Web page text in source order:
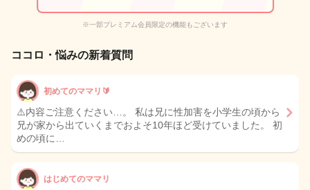
※一部プレミアム会員限定の機能もございます
ココロ・悩みの新着質問
初めてのママリ🔰
⚠️内容ご注意ください…。 私は兄に性加害を小学生の頃から
兄が家から出ていくまでおよそ10年ほど受けていました。 初
めの頃に…
はじめてのママリ